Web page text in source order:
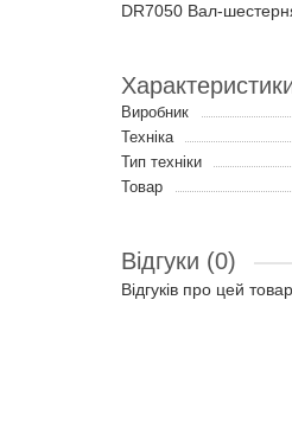
DR7050 Вал-
Виробник
Техніка
Тип техніки
Товар
Відгуки (0)
Відгуків про цей